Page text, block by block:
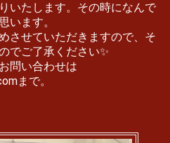
いたします。その時になんで
います。
させていただきますので、そ
でご了承ください✨
問い合わせは
まで。